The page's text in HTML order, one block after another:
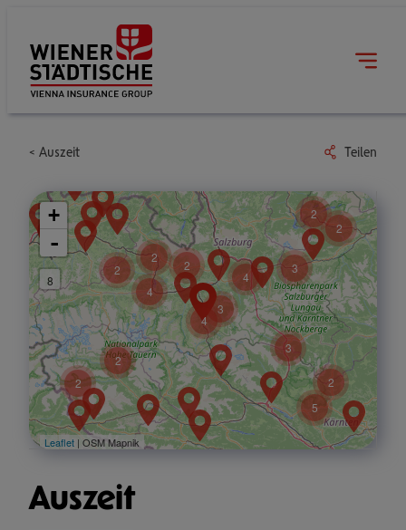
Auszeit Teilen
2
2
2
2
2
4
3
2
5
2
2
3
4
4
3
+
-
8
Leaflet| OSM Mapnik
Auszeit